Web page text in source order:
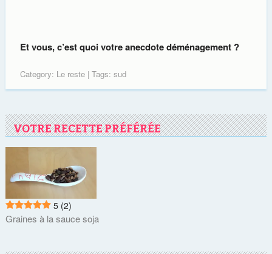
Et vous, c’est quoi votre anecdote déménagement ?
Category: Le reste| Tags: sud
VOTRE RECETTE PRÉFÉRÉE
5 (2)
Graines à la sauce soja